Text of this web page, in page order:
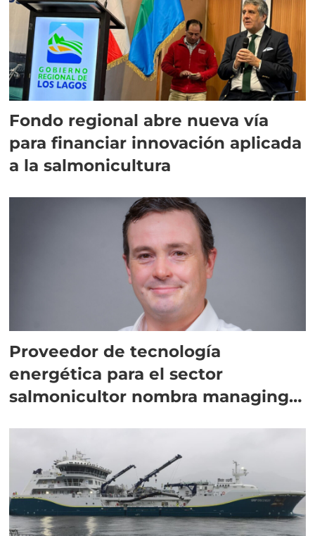
Fondo regional abre nueva vía
para financiar innovación aplicada
a la salmonicultura
Proveedor de tecnología
energética para el sector
salmonicultor nombra managing